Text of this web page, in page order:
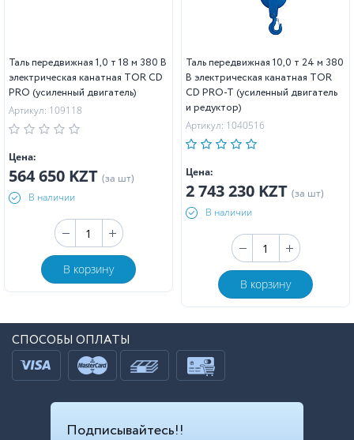
Таль передвижная 1,0 т 18 м 380 В
электрическая канатная TOR CD
PRO (усиленный двигатель)
Артикул: 109118
Цена:
564 650 KZT (за шт)
В наличии
В корзину
Таль передвижная 10,0 т 24 м 380
В электрическая канатная TOR
CD PRO-T (усиленный двигатель
и редуктор)
Артикул: 1040516
Цена:
2 743 230 KZT (за шт)
В наличии
В корзину
СПОСОБЫ ОПЛАТЫ
Подписывайтесь!!